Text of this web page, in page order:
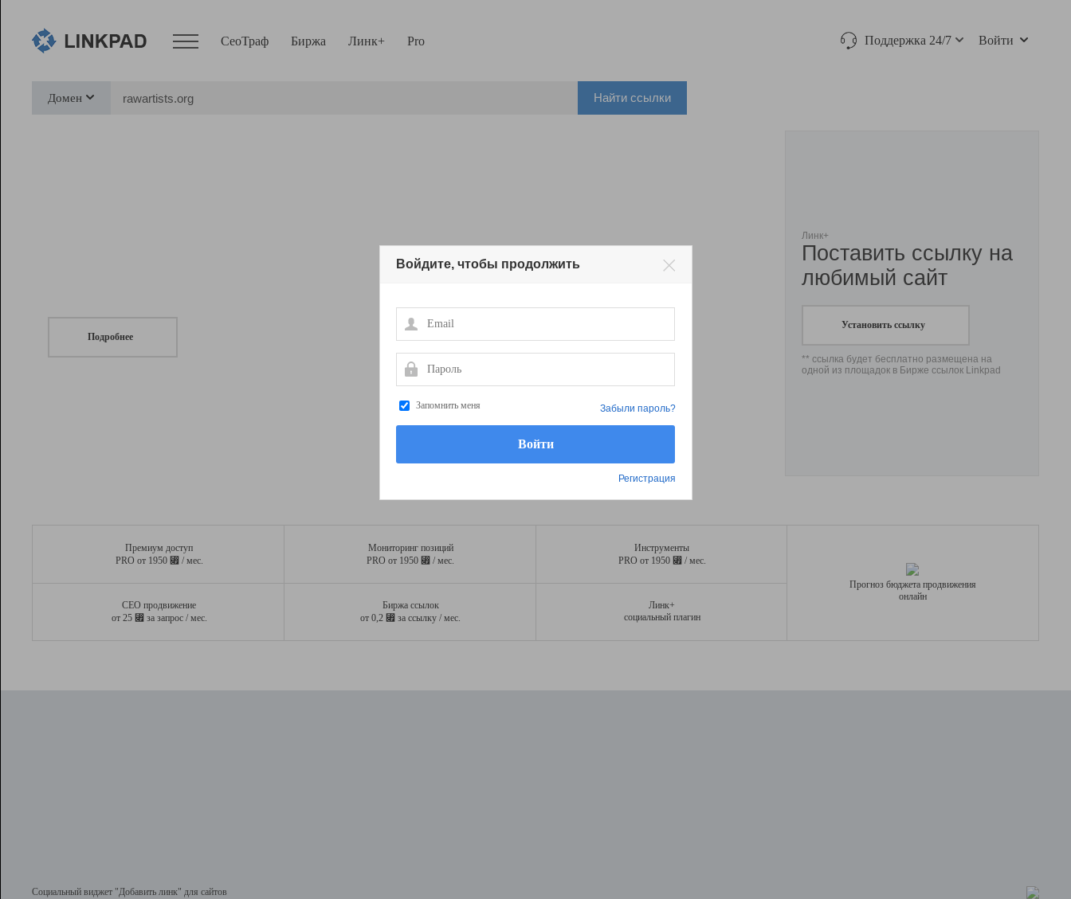
СеоТраф Биржа Линк+ Pro Поддержка 24/7 Войти
Домен Найти ссылки
Подробнее
Линк+
Поставить ссылку на
любимый сайт
Установить ссылку
** ссылка будет бесплатно размещена на
одной из площадок в Бирже ссылок Linkpad
Премиум доступ
PRO от 1950 ⃏ / мес.
Мониторинг позиций
PRO от 1950 ⃏ / мес.
Инструменты
PRO от 1950 ⃏ / мес.
СЕО продвижение
от 25 ⃏ за запрос / мес.
Биржа ссылок
от 0,2 ⃏ за ссылку / мес.
Линк+
социальный плагин
Прогноз бюджета продвижения
онлайн
Социальный виджет "Добавить линк" для сайтов
Войдите, чтобы продолжить
Email
Пароль
Запомнить меня
Регистрация
Забыли пароль?